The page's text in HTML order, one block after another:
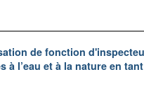
de fonction
l’eau et à la nature en tant